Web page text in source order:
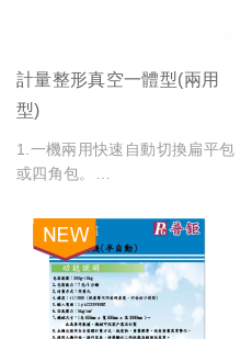
計量整形真空一體型(兩用
型)
1.一機兩用快速自動切換扁平包
或四角包。
重計量、夾包整形、抽真空、封
口一體化連續流程快速操作簡
易，單人操作 減少人力 省工好
幫手。